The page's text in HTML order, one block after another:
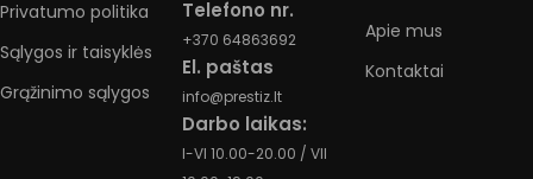
Privatumo politika
Sąlygos ir taisyklės
Grąžinimo sąlygos
Telefono nr.
+370 64863692
El. paštas
info@prestiz.lt
Darbo laikas:
I-VI 10.00-20.00 / VII
Apie mus
Kontaktai